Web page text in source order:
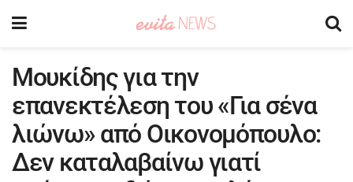
Μουκίδης για την
επανεκτέλεση του «Για σένα
λιώνω» από Οικονομόπουλο:
Δεν καταλαβαίνω γιατί